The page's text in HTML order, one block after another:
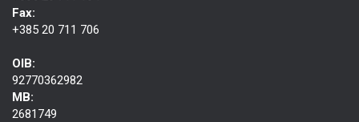
Fax:
+385 20 711 706
OIB:
92770362982
MB:
2681749